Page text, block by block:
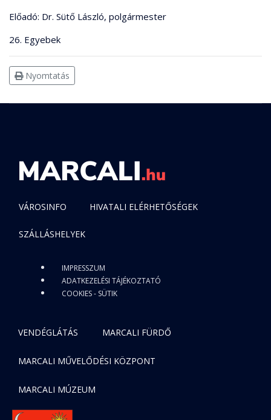
Előadó: Dr. Sütő László, polgármester
26. Egyebek
Nyomtatás
VÁROSINFO HIVATALI ELÉRHETŐSÉGEK
SZÁLLÁSHELYEK
IMPRESSZUM
ADATKEZELÉSI TÁJÉKOZTATÓ
COOKIES - SÜTIK
VENDÉGLÁTÁS MARCALI FÜRDŐ
MARCALI MŰVELŐDÉSI KÖZPONT
MARCALI MÚZEUM